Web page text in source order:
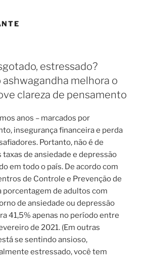
estressado?
melhora o
clareza de pensamento
anos – marcados por
insegurança financeira e perda
Portanto, não é de
de ansiedade e depressão
em todo o país. De acordo com
de Controle e Prevenção de
porcentagem de adultos com
de ansiedade ou depressão
41,5% apenas no período entre
de 2021. (Em outras
se sentindo ansioso,
estressado, você tem